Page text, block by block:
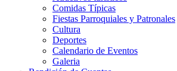
Comidas Típicas
Fiestas Parroquiales y Patronales
Cultura
Deportes
Calendario de Eventos
Galeria